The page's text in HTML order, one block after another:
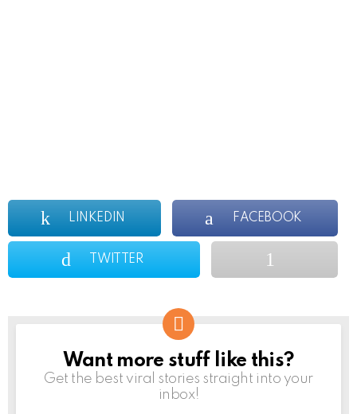
LINKEDIN FACEBOOK
TWITTER
NEWSLETTER
Want more stuff like this?
Get the best viral stories straight into your
inbox!